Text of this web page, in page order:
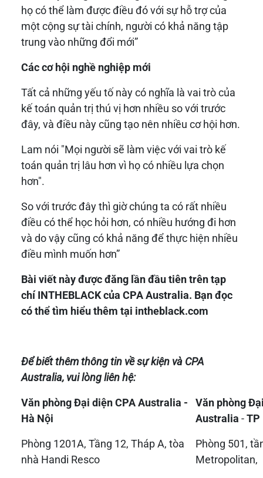
họ có thể làm được điều đó với sự hỗ trợ của
một cộng sự tài chính, người có khả năng tập
trung vào những đổi mới”
Các cơ hội nghề nghiệp mới
Tất cả những yếu tố này có nghĩa là vai trò của
kế toán quản trị thú vị hơn nhiều so với trước
đây, và điều này cũng tạo nên nhiều cơ hội hơn.
Lam nói "Mọi người sẽ làm việc với vai trò kế
toán quản trị lâu hơn vì họ có nhiều lựa chọn
hơn".
So với trước đây thì giờ chúng ta có rất nhiều
điều có thể học hỏi hơn, có nhiều hướng đi hơn
và do vậy cũng có khả năng để thực hiện nhiều
điều mình muốn hơn”
Bài viết này được đăng lần đầu tiên trên tạp
chí INTHEBLACK của CPA Australia. Bạn đọc
có thể tìm hiểu thêm tại intheblack.com
Để biết thêm thông tin về sự kiện và CPA
Australia, vui lòng liên hệ:
Văn phòng Đại diện CPA Australia -
Hà Nội
Phòng 1201A, Tầng 12, Tháp A, tòa
nhà Handi Resco
Văn phòng
Australia -TP
Phòng 501,
Metropolitan,